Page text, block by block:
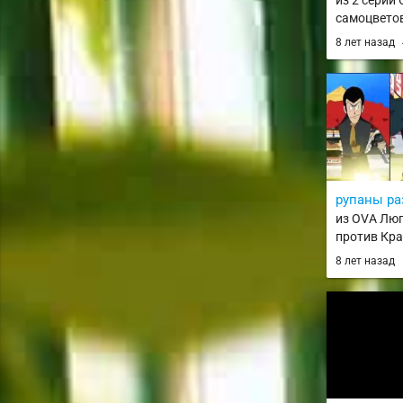
8 лет назад
рупаны
из OVA
против
Green vs.
8 лет назад